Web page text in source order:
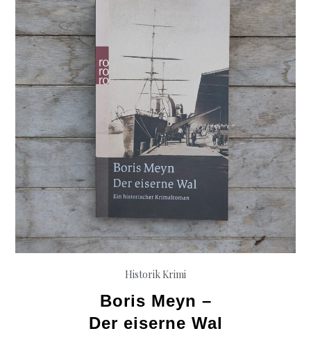
Lied
des
Todes
Historik Krimi
Boris Meyn –
Der eiserne Wal